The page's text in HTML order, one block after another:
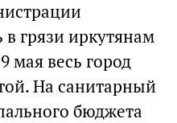
грязи иркутянам
мая весь город
На санитарный
бюджета